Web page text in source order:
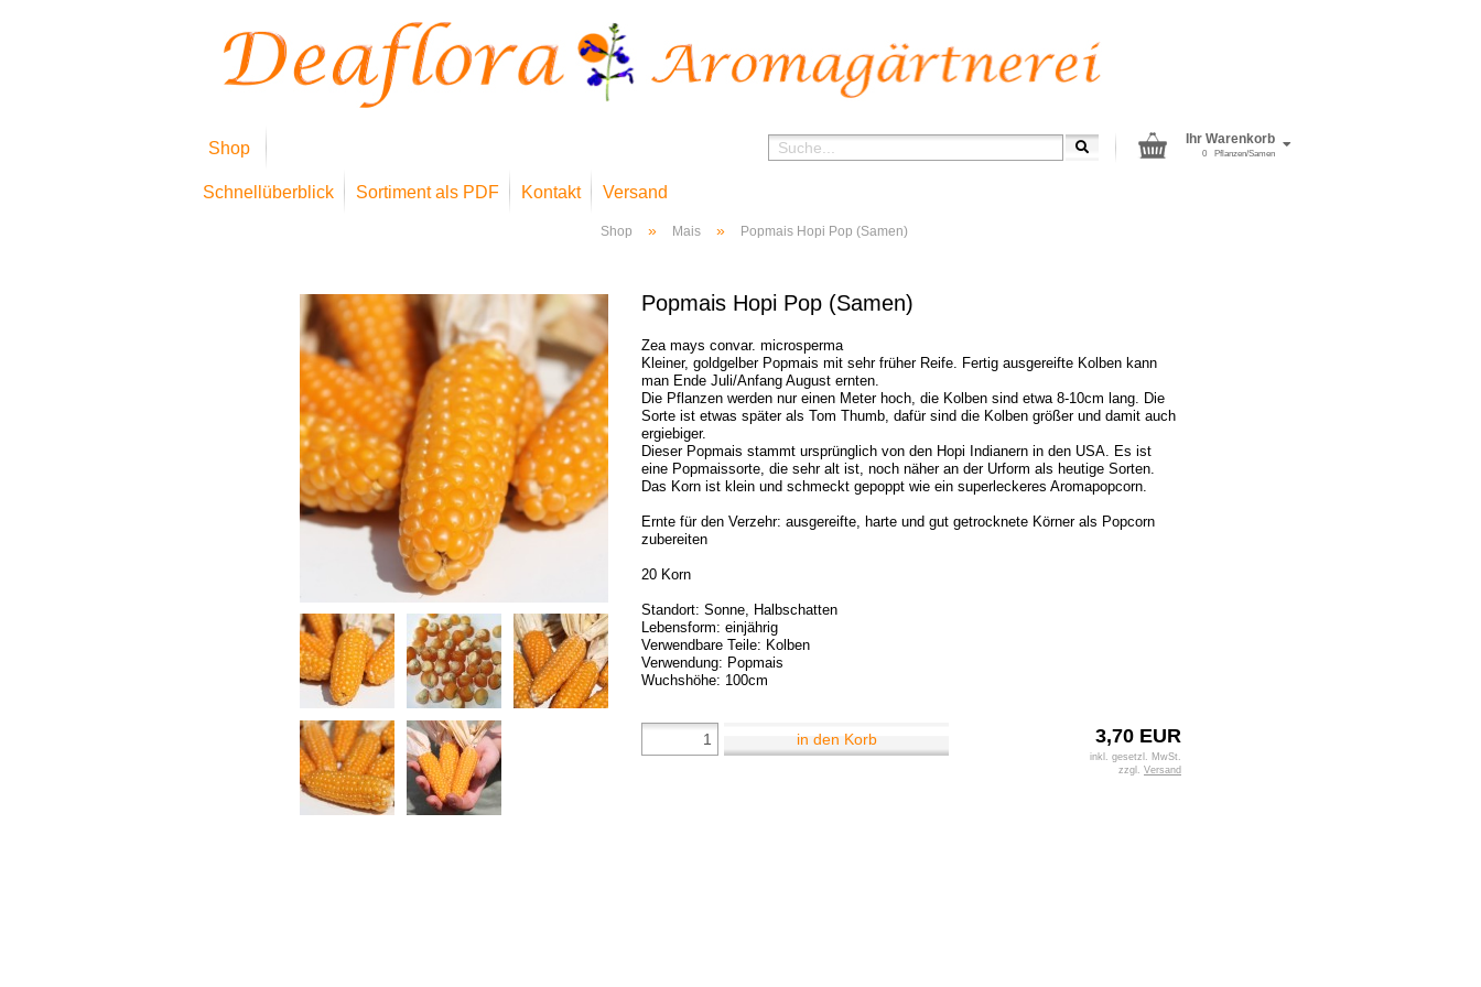
Shop
Schnellüberblick Sortiment als PDF Kontakt Versand
Ihr Warenkorb
Pflanzen/Samen
0
Shop » Mais » Popmais Hopi Pop (Samen)
Popmais Hopi Pop (Samen)
Zea mays convar. microsperma
Kleiner, goldgelber Popmais mit sehr früher Reife. Fertig ausgereifte Kolben kann
man Ende Juli/Anfang August ernten.
Die Pflanzen werden nur einen Meter hoch, die Kolben sind etwa 8-10cm lang. Die
Sorte ist etwas später als Tom Thumb, dafür sind die Kolben größer und damit auch
ergiebiger.
Dieser Popmais stammt ursprünglich von den Hopi Indianern in den USA. Es ist
eine Popmaissorte, die sehr alt ist, noch näher an der Urform als heutige Sorten.
Das Korn ist klein und schmeckt gepoppt wie ein superleckeres Aromapopcorn.
Ernte für den Verzehr: ausgereifte, harte und gut getrocknete Körner als Popcorn
zubereiten
20 Korn
Standort: Sonne, Halbschatten
Lebensform: einjährig
Verwendbare Teile: Kolben
Verwendung: Popmais
Wuchshöhe: 100cm
3,70 EUR
inkl. gesetzl. MwSt.
zzgl. Versand
in den Korb